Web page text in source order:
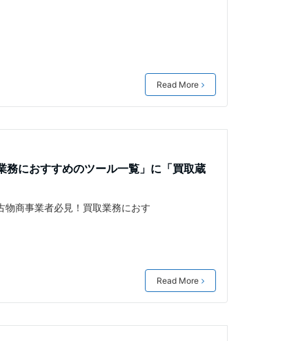
Read More
務におすすめのツール一覧」に「買取蔵
商事業者必見！買取業務におす
Read More